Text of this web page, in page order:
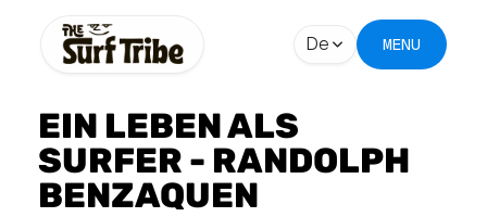
De MENU
EIN LEBEN ALS
SURFER - RANDOLPH
BENZAQUEN